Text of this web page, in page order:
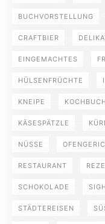
BUCHVORSTELLUNG
CRAFTBIER
EINGEMACHTES
HÜLSENFRÜCHTE
KNEIPE KOCHBUCH
KÄSESPÄTZLE
NÜSSE
RESTAURANT
SCHOKOLADE
STÄDTEREISEN